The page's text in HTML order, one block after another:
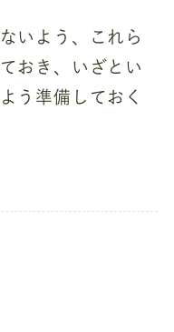
いよう、これら
おき、いざとい
う準備しておく